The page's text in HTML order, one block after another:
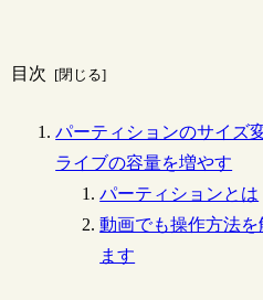
目次
パーティションのサイズ
ライブの容量を増やす
パーティションとは
動画でも操作方法を
ます